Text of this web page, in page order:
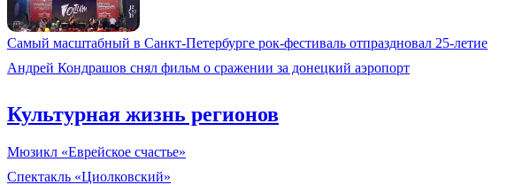
Самый масштабный в Санкт-Петербурге рок-фестиваль отпраздновал 25-летие
Андрей Кондрашов снял фильм о сражении за донецкий аэропорт
Культурная жизнь регионов
Мюзикл «Еврейское счастье»
Спектакль «Циолковский»